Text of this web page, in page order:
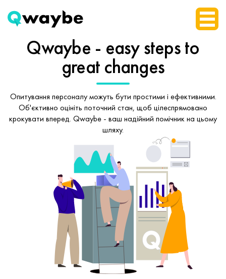
Qwaybe - easy stepsto
great changes
Опитування персоналу можуть бути простими і ефективними.
Об'єктивно оцініть поточний стан, щоб цілеспрямовано
крокувати вперед. Qwaybe - ваш надійний помічник на цьому
шляху.